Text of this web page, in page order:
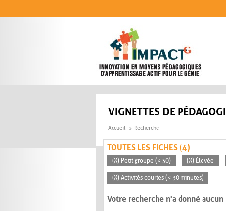
VIGNETTES DE
Accueil Recherche
TOUTES LES FICHES (4)
(X) Petit groupe (< 30) (X) Élevée
(X) Activités courtes (< 30 minutes)
Votre recherche n'a donné